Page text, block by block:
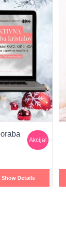
Akcija!
Show Details